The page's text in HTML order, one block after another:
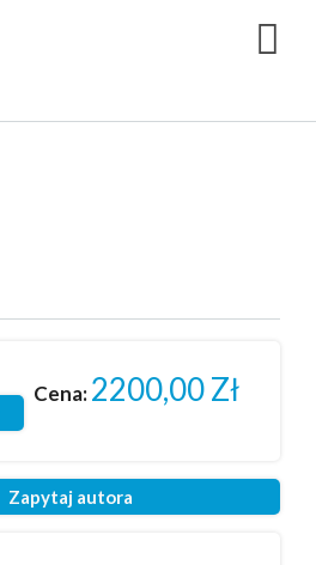
Cena:2200,00Zł
Zapytaj autora